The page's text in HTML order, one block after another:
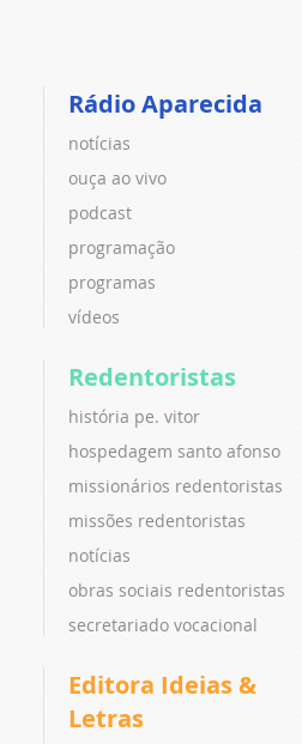
Rádio Aparecida
notícias
ouça ao vivo
podcast
programação
programas
vídeos
Redentoristas
história pe. vitor
hospedagem santo afonso
missionários redentoristas
missões redentoristas
notícias
obras sociais redentoristas
secretariado vocacional
Editora Ideias &
Letras